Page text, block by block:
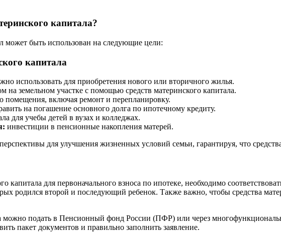
капитала?
может быть использован на следующие цели:
капитала
использовать для приобретения нового или вторичного жилья.
на земельном участке с помощью средств материнского капитала.
помещения, включая ремонт и перепланировку.
на погашение основного долга по ипотечному кредиту.
для учебы детей в вузах и колледжах.
инвестиции в пенсионные накопления матерей.
для улучшения жизненных условий семьи, гарантируя, что
капитала для первоначального взноса по ипотеке, необходимо
родился второй и последующий ребенок. Также важно, чтобы средства
можно подать в Пенсионный фонд России (ПФР) или через
пакет документов и правильно заполнить заявление.